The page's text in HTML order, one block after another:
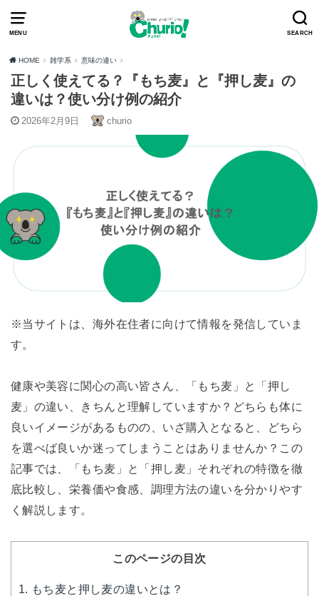
MENU SEARCH
HOME 雑学系 意味の違い
正しく使えてる？『もち麦』と『押し麦』の
違いは？使い分け例の紹介
2026年2月9日 churio
※当サイトは、海外在住者に向けて情報を発信していま
す。
健康や美容に関心の高い皆さん、「もち麦」と「押し
麦」の違い、きちんと理解していますか？どちらも体に
良いイメージがあるものの、いざ購入となると、どちら
を選べば良いか迷ってしまうことはありませんか？この
記事では、「もち麦」と「押し麦」それぞれの特徴を徹
底比較し、栄養価や食感、調理方法の違いを分かりやす
く解説します。
このページの目次
1. もち麦と押し麦の違いとは？